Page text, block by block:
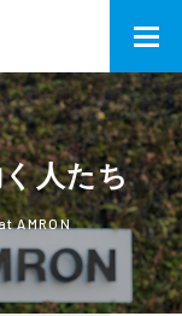
人たち
AMRON